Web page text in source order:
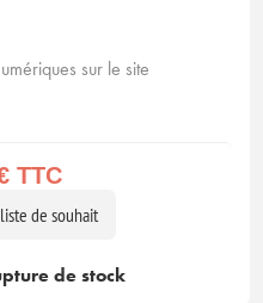
sur le site
TTC
de souhait
de stock